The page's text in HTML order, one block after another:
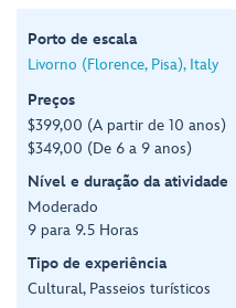
Porto de escala
Livorno (Florence, Pisa), Italy
Preços
$399,00 (A partir de 10 anos)
$349,00 (De 6 a 9 anos)
Nível e duração da atividade
Moderado
9 para 9.5 Horas
Tipo de experiência
Cultural, Passeios turísticos